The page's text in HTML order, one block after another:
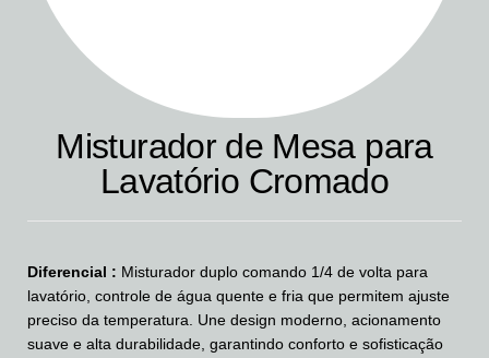
Misturador de Mesa para
Lavatório Cromado
Diferencial : Misturador duplo comando 1/4 de volta para
lavatório, controle de água quente e fria que permitem ajuste
preciso da temperatura. Une design moderno, acionamento
suave e alta durabilidade, garantindo conforto e sofisticação